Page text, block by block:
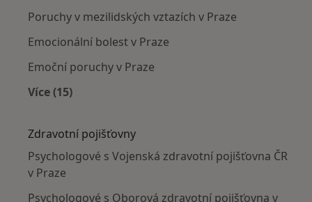
Poruchy v mezilidských vztazích v Praze
Emocionální bolest v Praze
Emoční poruchy v Praze
Více (15)
Zdravotní pojišťovny
Psychologové s Vojenská zdravotní pojišťovna ČR
v Praze
Psychologové s Oborová zdravotní pojišťovna v